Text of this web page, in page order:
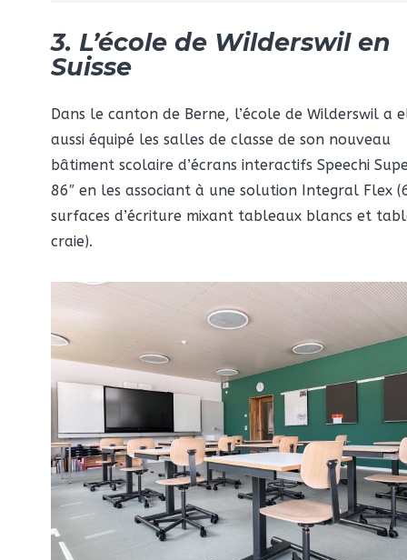
3. L’école de Wilderswil en
Suisse
Dans le canton de Berne, l’école de Wilderswil a
aussi équipé les salles de classe de son nouveau
bâtiment scolaire d’écrans interactifs Speechi
86″ en les associant à une solution Integral Flex
surfaces d’écriture mixant tableaux blancs et
craie).